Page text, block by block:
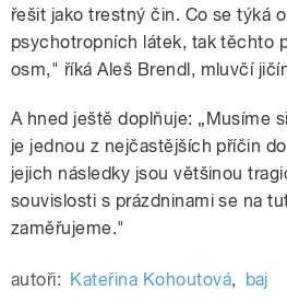
řešit jako trestný čin. Co se týká
psychotropních látek, tak těchto
osm," říká Aleš Brendl, mluvčí
A hned ještě doplňuje: „Musíme
je jednou z nejčastějších příčin
jejich následky jsou většinou
souvislosti s prázdninami se na
zaměřujeme."
autoři: Kateřina Kohoutová, baj